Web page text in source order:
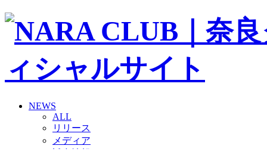
NEWS
ALL
リリース
メディア